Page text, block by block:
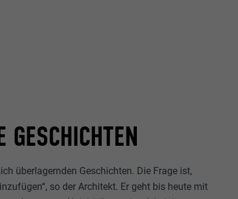
GESCHICHTEN
überlagernden Geschichten. Die Frage ist,
so der Architekt. Er geht bis heute mit